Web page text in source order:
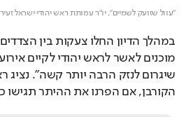
"עוול שזועק לשמיים", יו"ר עמותת ראש יהודי ישראל
הקורבן, אם הפרנו את ההיתר תגישו